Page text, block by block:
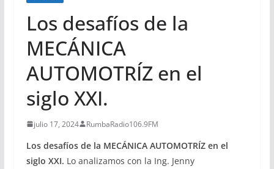
Los desafíos de la
MECÁNICA
AUTOMOTRÍZ en el
siglo XXI.
julio 17, 2024 RumbaRadio106.9FM
Los desafíos de la MECÁNICA AUTOMOTRÍZ en el
siglo XXI. Lo analizamos con la Ing. Jenny